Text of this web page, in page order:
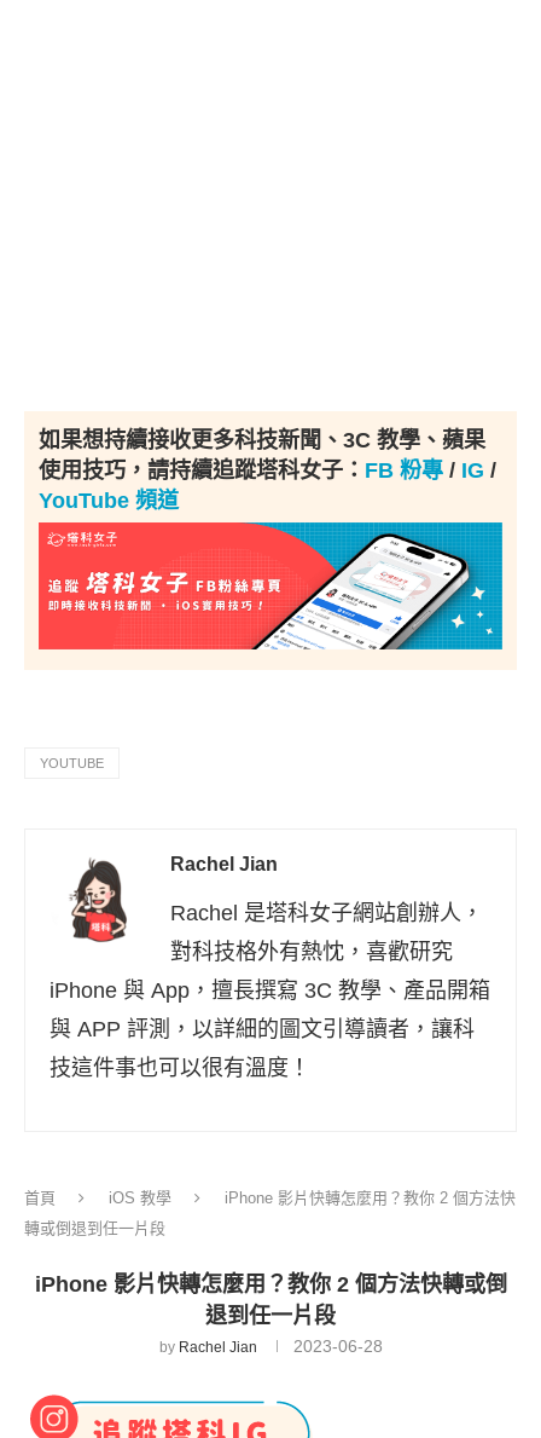
如果想持續接收更多科技新聞、3C 教學、蘋果
使用技巧，請持續追蹤塔科女子： FB 粉專 / IG /
YouTube 頻道
YOUTUBE
Rachel Jian
Rachel 是塔科女子網站創辦人，
對科技格外有熱忱，喜歡研究
iPhone 與 App，擅長撰寫 3C 教學、產品開箱
與 APP 評測，以詳細的圖文引導讀者，讓科
技這件事也可以很有溫度！
首頁 iOS 教學
iPhone 影片快轉怎麼用？教你 2 個方法快
轉或倒退到任一片段
iPhone 影片快轉怎麼用？教你 2 個方法快轉或倒
退到任一片段
by Rachel Jian 2023-06-28